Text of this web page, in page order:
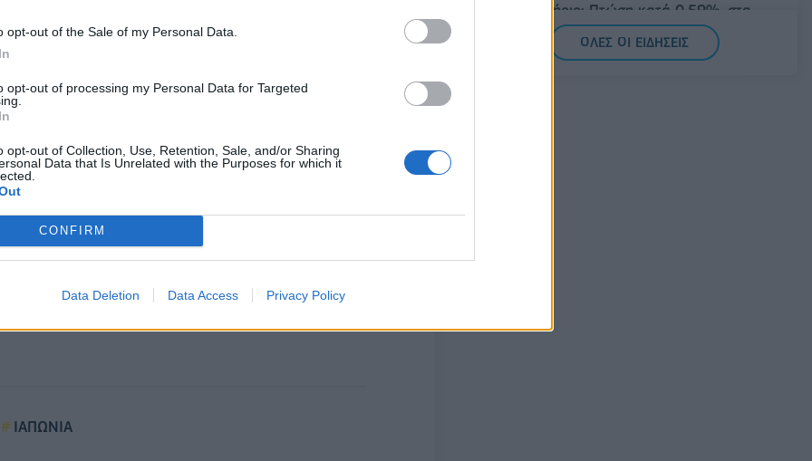
opt-out of the Sale of my Personal Data.
opt-out of processing my Personal Data for Targeted
opt-out of Collection, Use, Retention, Sale, and/or Sharing
Data that Is Unrelated with the Purposes for which it
CONFIRM
Data Deletion Data Access Privacy Policy
του Ιαπωνικού Κολοσσού NTT Data
Εταιρείας Πληροφορικής NTT Data στην Ελλάδα
εμπιστοσύνης για την ελληνική οικονομία. Η
σημασίας, καθώς συμβάλλει στην
Ελλάδας και Ιαπωνίας, δίνοντας το παράδειγμα
και να επενδύσουν στην Ελλάδα. Η
συνεργασία με μια χώρα με καινοτόμο
και τις δύο πλευρές. Το θετικό νέο της
τις μεγάλες εταιρείες τεχνολογίας. Είναι ευχή
ΙΑΠΩΝΙΑ
Χρηματιστήριο: Πτώση κατά 0,59%, στα
320,42 εκατ. ευρώ ο τζίρος
06/08/2026 - 18:10
ΟΛΕΣ ΟΙ ΕΙΔΗΣΕΙΣ